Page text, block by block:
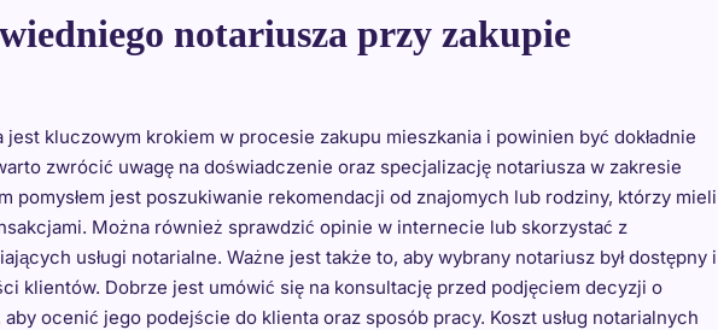
notariusza przy zakupie
kluczowym krokiem w procesie zakupu mieszkania i powinien być dokładnie
zwrócić uwagę na doświadczenie oraz specjalizację notariusza w zakresie
pomysłem jest poszukiwanie rekomendacji od znajomych lub rodziny, którzy mieli
Można również sprawdzić opinie w internecie lub skorzystać z
usługi notarialne. Ważne jest także to, aby wybrany notariusz był dostępny i
klientów. Dobrze jest umówić się na konsultację przed podjęciem decyzji o
ocenić jego podejście do klienta oraz sposób pracy. Koszt usług notarialnych